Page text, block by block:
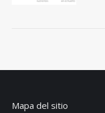
Mapa del sitio